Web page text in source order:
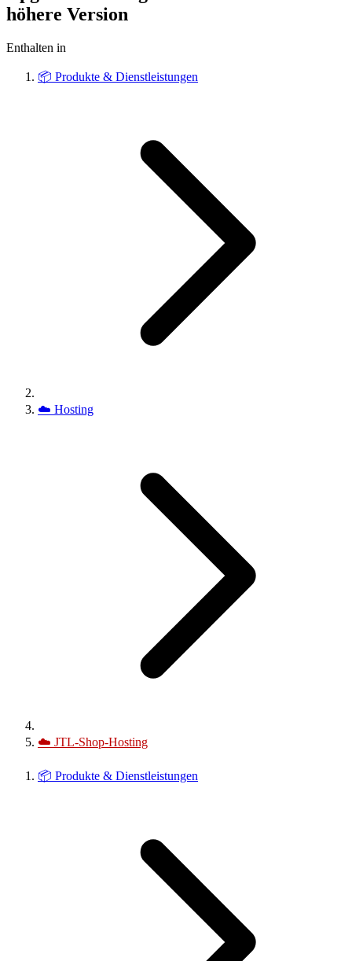
höhere Version
Enthalten in
📦 Produkte & Dienstleistungen
☁️ Hosting
☁️ JTL-Shop-Hosting
📦 Produkte & Dienstleistungen